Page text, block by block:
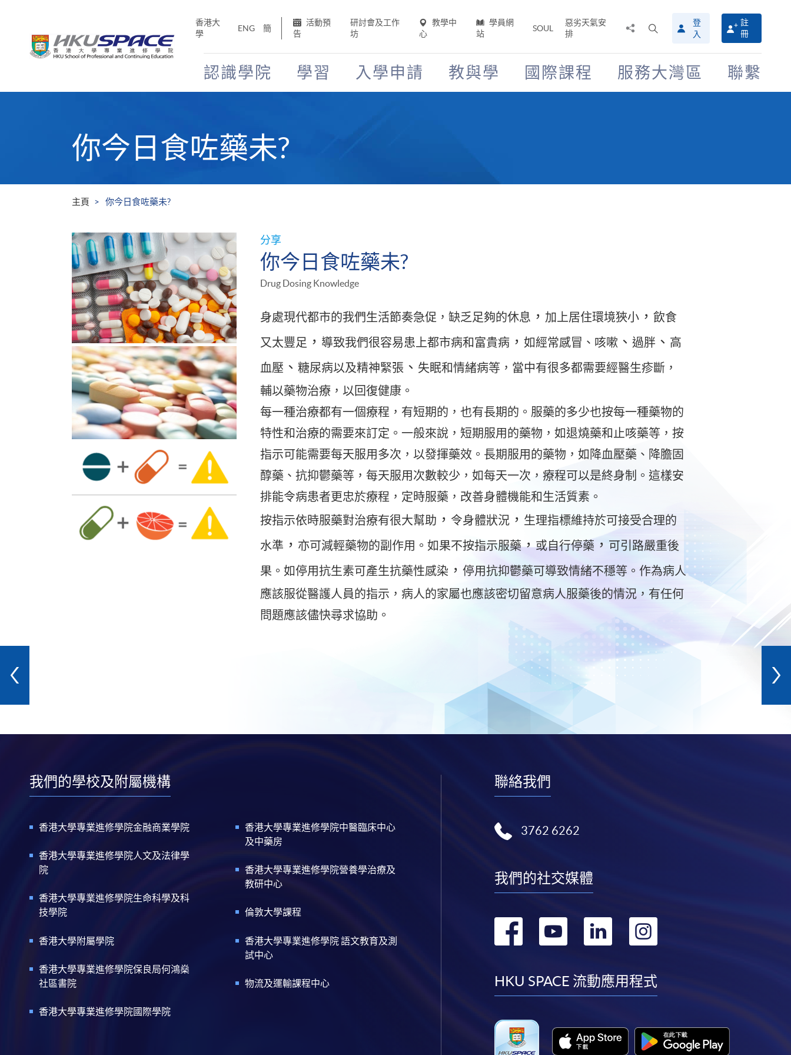
香港大
學
ENG 簡
活動預
告
研討會及工作
坊
教學中
心
學員網
站
SOUL
惡劣天氣安
排
搜
尋
介
面
登
入
註
冊
認識學院 學習 入學申請 教與學 國際課程 服務大灣區 聯繫
你今日食咗藥未?
主頁 你今日食咗藥未?
分享
你今日食咗藥未?
Drug Dosing Knowledge
身處現代都市的我們生活節奏急促，缺乏足夠的休息 ， 加上居住環境狹小 ，飲食
又太豐足 ， 導致我們很容易患上都市病和富貴病 ，如經常感冒、咳嗽 、過胖 、 高
血壓 、糖尿病以及精神緊張 、 失眠和情緒病等，當中有很多都需要經醫生疹斷，
輔以藥物治療，以回復健康。
每一種治療都有一個療程，有短期的，也有長期的。服藥的多少也按每一種藥物的
特性和治療的需要來訂定。一般來說，短期服用的藥物，如退燒藥和止咳藥等，按
指示可能需要每天服用多次，以發揮藥效。長期服用的藥物，如降血壓藥、降膽固
醇藥、抗抑鬱藥等，每天服用次數較少，如每天一次，療程可以是終身制。這樣安
排能令病患者更忠於療程，定時服藥，改善身體機能和生活質素。
按指示依時服藥對治療有很大幫助 ， 令身體狀況 ， 生理指標維持於可接受合理的
水準 ， 亦可減輕藥物的副作用。如果不按指示服藥，或自行停藥 ， 可引路嚴重後
果。如停用抗生素可產生抗藥性感染 ，停用抗抑鬱藥可導致情緒不穩等。作為病人
應該服從醫護人員的指示，病人的家屬也應該密切留意病人服藥後的情況，有任何
問題應該儘快尋求協助。
我們的學校及附屬機構
香港大學專業進修學院金融商業學院
香港大學專業進修學院人文及法律學
院
香港大學專業進修學院生命科學及科
技學院
香港大學附屬學院
香港大學專業進修學院保良局何鴻燊
社區書院
香港大學專業進修學院國際學院
香港大學專業進修學院中醫臨床中心
及中藥房
香港大學專業進修學院營養學治療及
教研中心
倫敦大學課程
香港大學專業進修學院 語文教育及測
試中心
物流及運輸課程中心
聯絡我們
3762 6262
我們的社交媒體
轉
facebook
轉
youtube
轉
linkedin
轉
instagram
HKU SPACE 流動應用程式